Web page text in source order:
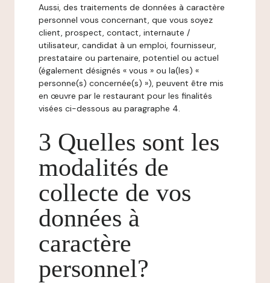
Aussi, des traitements de données à caractère
personnel vous concernant, que vous soyez
client, prospect, contact, internaute /
utilisateur, candidat à un emploi, fournisseur,
prestataire ou partenaire, potentiel ou actuel
(également désignés « vous » ou la(les) «
personne(s) concernée(s) »), peuvent être mis
en œuvre par le restaurant pour les finalités
visées ci-dessous au paragraphe 4.
3 Quelles sont les
modalités de
collecte de vos
données à
caractère
personnel?